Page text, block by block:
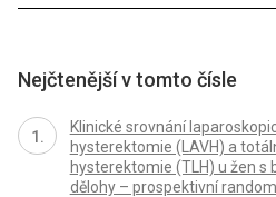
Nejčtenější v tomto čísle
Klinické srovnání
hysterektomie (LAVH) a
hysterektomie (TLH) u žen s
dělohy – prospektivní